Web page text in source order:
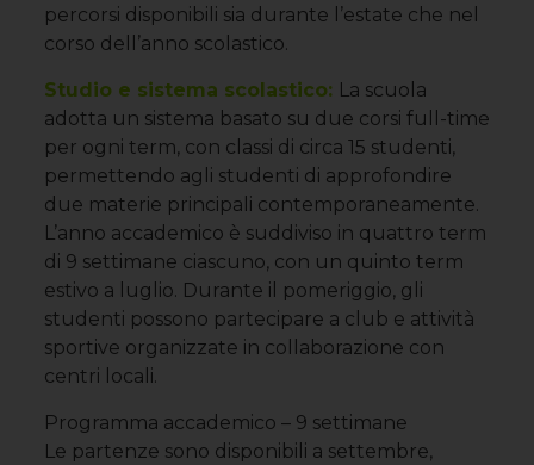
percorsi disponibili sia durante l’estate che nel
corso dell’anno scolastico.
Studio e sistema scolastico: La scuola
adotta un sistema basato su due corsi full-time
per ogni term, con classi di circa 15 studenti,
permettendo agli studenti di approfondire
due materie principali contemporaneamente.
L’anno accademico è suddiviso in quattro term
di 9 settimane ciascuno, con un quinto term
estivo a luglio. Durante il pomeriggio, gli
studenti possono partecipare a club e attività
sportive organizzate in collaborazione con
centri locali.
Programma accademico – 9 settimane
Le partenze sono disponibili a settembre,